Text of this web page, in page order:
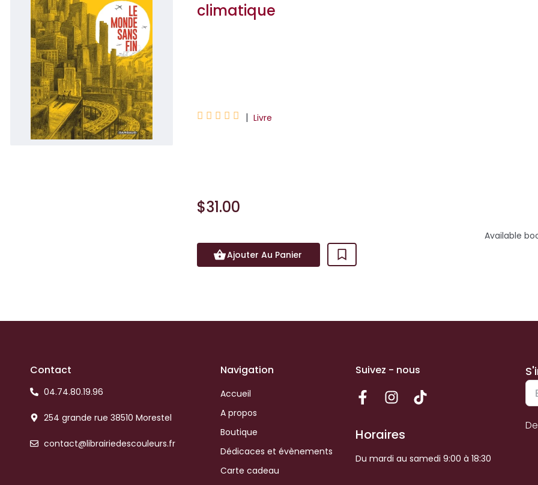
climatique
     | Livre
$31.00
Ajouter Au Panier
Available
Contact
04.74.80.19.96
254 grande rue 38510 Morestel
contact@librairiedescouleurs.fr
Navigation
Accueil
A propos
Boutique
Dédicaces et évènements
Carte cadeau
Suivez - nous
Horaires
Du mardi au samedi 9:00 à 18:30